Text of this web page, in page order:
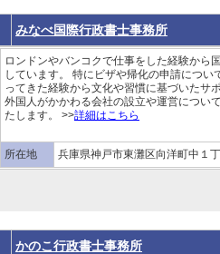
みなべ国際行政書士事務所
ロンドンやバンコクで仕事をした経験から
しています。 特にビザや帰化の申請につ
ってきた経験から文化や習慣に基づいたサ
外国人がかかわる会社の設立や運営につい
たします。 >>詳細はこちら
所在地 兵庫県神戸市東灘区向洋町中１
かのこ行政書士事務所